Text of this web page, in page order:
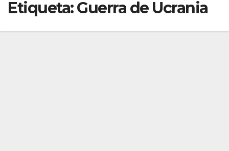
Etiqueta:Guerra de Ucrania